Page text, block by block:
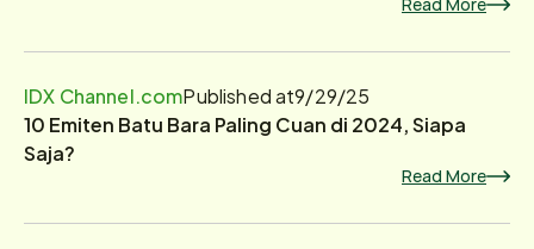
IDX Channel.comPublished at9/29/25
10 Emiten Batu Bara Paling Cuan di 2024, Siapa
Saja?
Read More